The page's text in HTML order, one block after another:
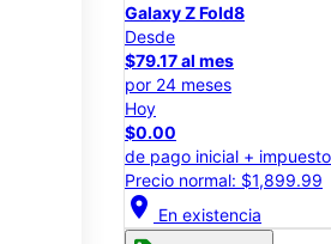
Galaxy Z Fold8
Desde
$79.17 al mes
por 24 meses
Hoy
$0.00
de pago inicial +
Precio normal: $1,899.99
location_on En existencia